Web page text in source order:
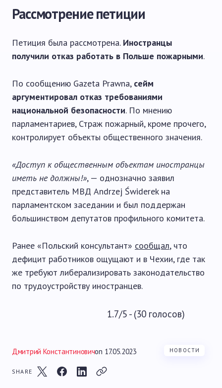
Рассмотрение петиции
Петиция была рассмотрена. Иностранцы
получили отказ работать в Польше пожарными.
По сообщению Gazeta Prawna, сейм
аргументировал отказ требованиями
национальной безопасности. По мнению
парламентариев, Страж пожарный, кроме прочего,
контролирует объекты общественного значения.
«Доступ к общественным объектам иностранцы
иметь не должны!», — однозначно заявил
представитель МВД Andrzej Świderek на
парламентском заседании и был поддержан
большинством депутатов профильного комитета.
Ранее «Польский консультант» сообщал, что
дефицит работников ощущают и в Чехии, где так
же требуют либерализировать законодательство
по трудоустройству иностранцев.
1.7/5 - (30 голосов)
Дмитрий Константиновичon 17.05.2023 НОВОСТИ
SHARE